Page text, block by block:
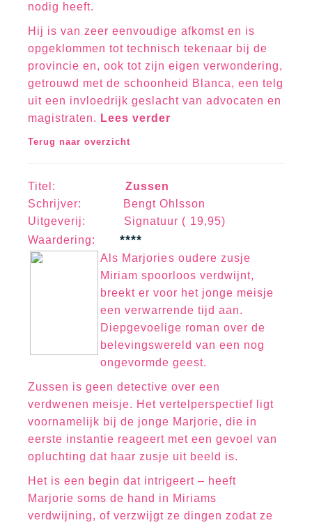
nodig heeft.
Hij is van zeer eenvoudige afkomst en is
opgeklommen tot technisch tekenaar bij de
provincie en, ook tot zijn eigen verwondering,
getrouwd met de schoonheid Blanca, een telg
uit een invloedrijk geslacht van advocaten en
magistraten. Lees verder
Terug naar overzicht
Titel:
Zussen
Schrijver: Bengt Ohlsson
Uitgeverij: Signatuur ( 19,95)
Waardering: ****
Als Marjories oudere zusje
Miriam spoorloos verdwijnt,
breekt er voor het jonge meisje
een verwarrende tijd aan.
Diepgevoelige roman over de
belevingswereld van een nog
ongevormde geest.
Zussen is geen detective over een
verdwenen meisje. Het vertelperspectief ligt
voornamelijk bij de jonge Marjorie, die in
eerste instantie reageert met een gevoel van
opluchting dat haar zusje uit beeld is.
Het is een begin dat intrigeert – heeft
Marjorie soms de hand in Miriams
verdwijning, of verzwijgt ze dingen zodat ze